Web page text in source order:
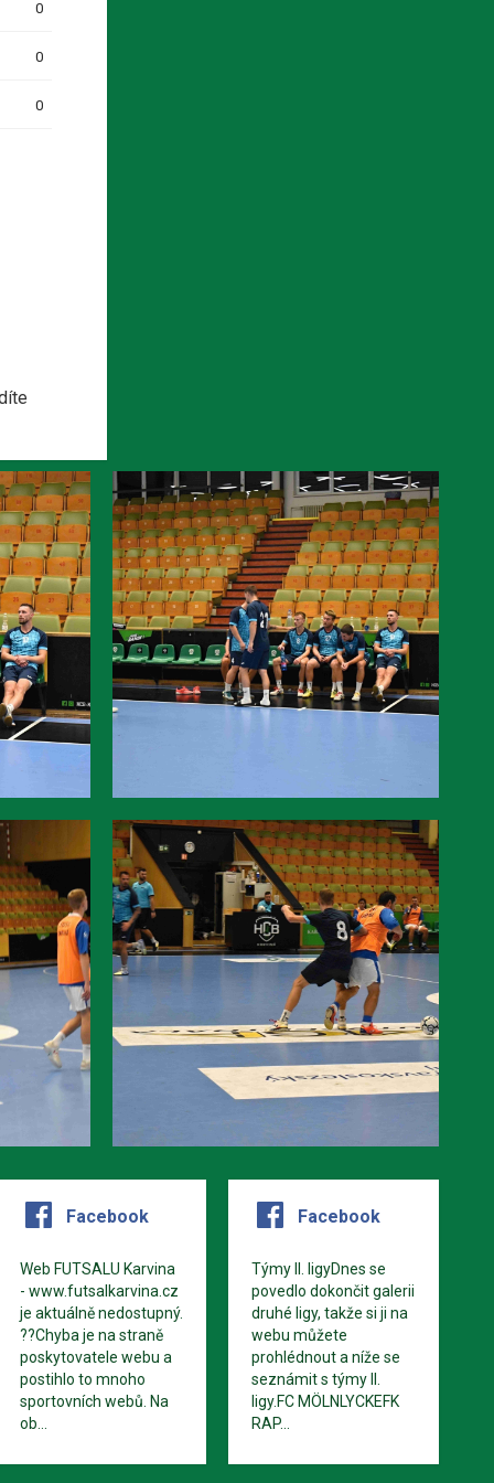
0
0
0
Facebook
Web FUTSALU Karvina
- www.futsalkarvina.cz
je aktuálně nedostupný.
??Chyba je na straně
poskytovatele webu a
postihlo to mnoho
sportovních webů. Na
ob...
Facebook
Týmy II. ligyDnes se
povedlo dokončit galerii
druhé ligy, takže si ji na
webu můžete
prohlédnout a níže se
seznámit s týmy II.
ligy.FC MÖLNLYCKEFK
RAP...